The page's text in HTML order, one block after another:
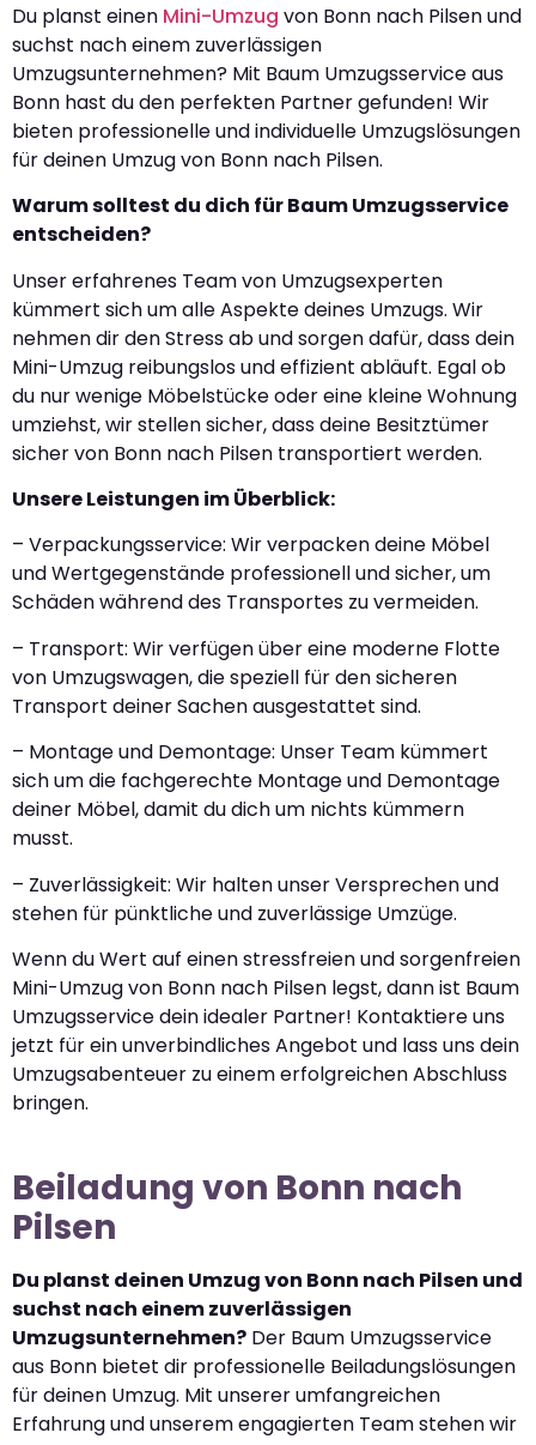
Du planst einen Mini-Umzug von Bonn nach Pilsen und
suchst nach einem zuverlässigen
Umzugsunternehmen? Mit Baum Umzugsservice aus
Bonn hast du den perfekten Partner gefunden! Wir
bieten professionelle und individuelle Umzugslösungen
für deinen Umzug von Bonn nach Pilsen.
Warum solltest du dich für Baum Umzugsservice
entscheiden?
Unser erfahrenes Team von Umzugsexperten
kümmert sich um alle Aspekte deines Umzugs. Wir
nehmen dir den Stress ab und sorgen dafür, dass dein
Mini-Umzug reibungslos und effizient abläuft. Egal ob
du nur wenige Möbelstücke oder eine kleine Wohnung
umziehst, wir stellen sicher, dass deine Besitztümer
sicher von Bonn nach Pilsen transportiert werden.
Unsere Leistungen im Überblick:
– Verpackungsservice: Wir verpacken deine Möbel
und Wertgegenstände professionell und sicher, um
Schäden während des Transportes zu vermeiden.
– Transport: Wir verfügen über eine moderne Flotte
von Umzugswagen, die speziell für den sicheren
Transport deiner Sachen ausgestattet sind.
– Montage und Demontage: Unser Team kümmert
sich um die fachgerechte Montage und Demontage
deiner Möbel, damit du dich um nichts kümmern
musst.
– Zuverlässigkeit: Wir halten unser Versprechen und
stehen für pünktliche und zuverlässige Umzüge.
Wenn du Wert auf einen stressfreien und sorgenfreien
Mini-Umzug von Bonn nach Pilsen legst, dann ist Baum
Umzugsservice dein idealer Partner! Kontaktiere uns
jetzt für ein unverbindliches Angebot und lass uns dein
Umzugsabenteuer zu einem erfolgreichen Abschluss
bringen.
Beiladung von Bonn nach
Pilsen
Du planst deinen Umzug von Bonn nach Pilsen und
suchst nach einem zuverlässigen
Umzugsunternehmen? Der Baum Umzugsservice
aus Bonn bietet dir professionelle Beiladungslösungen
für deinen Umzug. Mit unserer umfangreichen
Erfahrung und unserem engagierten Team stehen wir